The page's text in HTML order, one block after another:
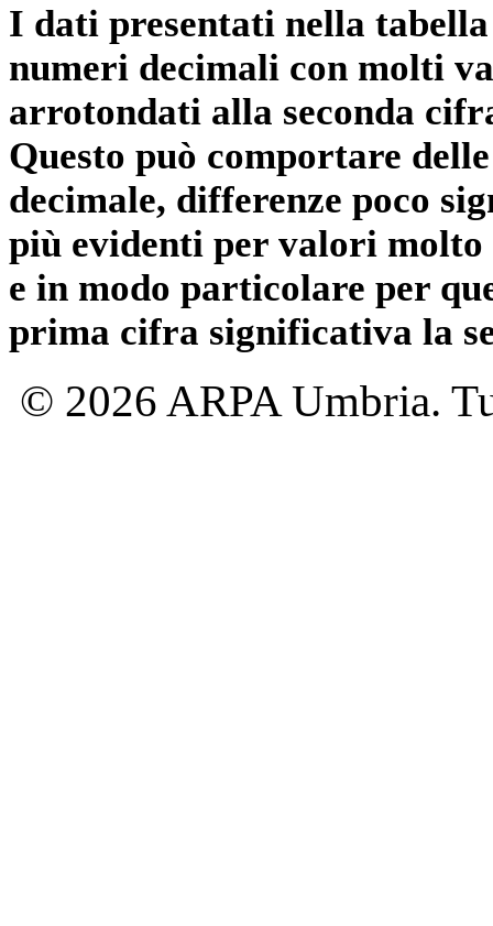
I dati presentati nella
numeri decimali con molti
arrotondati alla seconda
Questo può comportare
decimale, differenze poco
più evidenti per valori
e in modo particolare per
prima cifra significativa la
© 2026 ARPA Umbria.